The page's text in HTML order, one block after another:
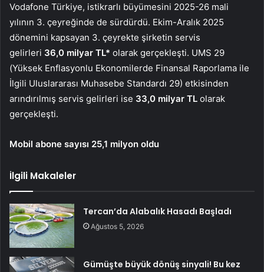
Vodafone Türkiye, istikrarlı büyümesini 2025-26 mali
yılının 3. çeyreğinde de sürdürdü. Ekim-Aralık 2025
dönemini kapsayan 3. çeyrekte şirketin servis
gelirleri 36,0 milyar TL* olarak gerçekleşti. UMS 29
(Yüksek Enflasyonlu Ekonomilerde Finansal Raporlama ile
İlgili Uluslararası Muhasebe Standardı 29) etkisinden
arındırılmış servis gelirleri ise 33,0 milyar TL olarak
gerçekleşti.
Mobil abone sayısı 25,1 milyon oldu
İlgili Makaleler
Tercan’da Alabalık Hasadı Başladı
Ağustos 5, 2026
Gümüşte büyük dönüş sinyali! Bu kez